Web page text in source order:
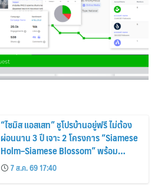
“ไซมิส แอสเสท” ชูโปรบ้านอยู่ฟรี ไม่ต้อง
ผ่อนนาน 3 ปี เจาะ 2 โครงการ “Siamese
Holm–Siamese Blossom” พร้อม
ส่วนลดและสิทธิพิเศษถึง 31 สิงหาคม
2569
7 ส.ค. 69 17:40